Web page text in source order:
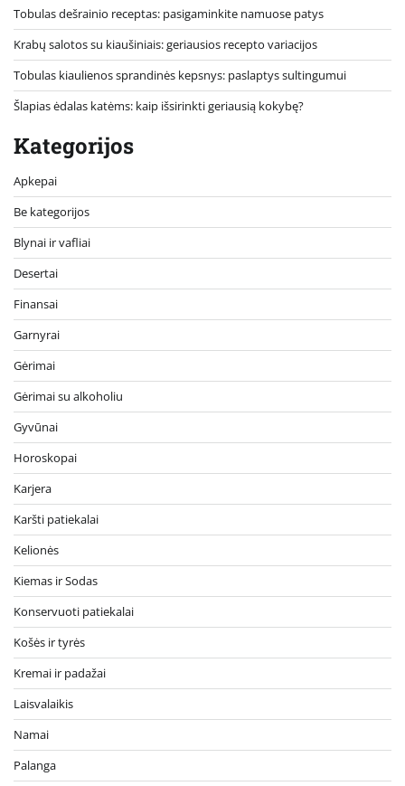
Tobulas dešrainio receptas: pasigaminkite namuose patys
Krabų salotos su kiaušiniais: geriausios recepto variacijos
Tobulas kiaulienos sprandinės kepsnys: paslaptys sultingumui
Šlapias ėdalas katėms: kaip išsirinkti geriausią kokybę?
Kategorijos
Apkepai
Be kategorijos
Blynai ir vafliai
Desertai
Finansai
Garnyrai
Gėrimai
Gėrimai su alkoholiu
Gyvūnai
Horoskopai
Karjera
Karšti patiekalai
Kelionės
Kiemas ir Sodas
Konservuoti patiekalai
Košės ir tyrės
Kremai ir padažai
Laisvalaikis
Namai
Palanga